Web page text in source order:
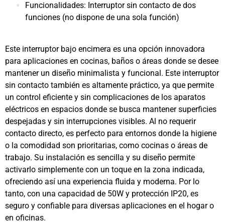
Funcionalidades: Interruptor sin contacto de dos
funciones (no dispone de una sola función)
Este interruptor bajo encimera es una opción innovadora
para aplicaciones en cocinas, baños o áreas donde se desee
mantener un diseño minimalista y funcional. Este interruptor
sin contacto también es altamente práctico, ya que permite
un control eficiente y sin complicaciones de los aparatos
eléctricos en espacios donde se busca mantener superficies
despejadas y sin interrupciones visibles. Al no requerir
contacto directo, es perfecto para entornos donde la higiene
o la comodidad son prioritarias, como cocinas o áreas de
trabajo. Su instalación es sencilla y su diseño permite
activarlo simplemente con un toque en la zona indicada,
ofreciendo así una experiencia fluida y moderna. Por lo
tanto, con una capacidad de 50W y protección IP20, es
seguro y confiable para diversas aplicaciones en el hogar o
en oficinas.